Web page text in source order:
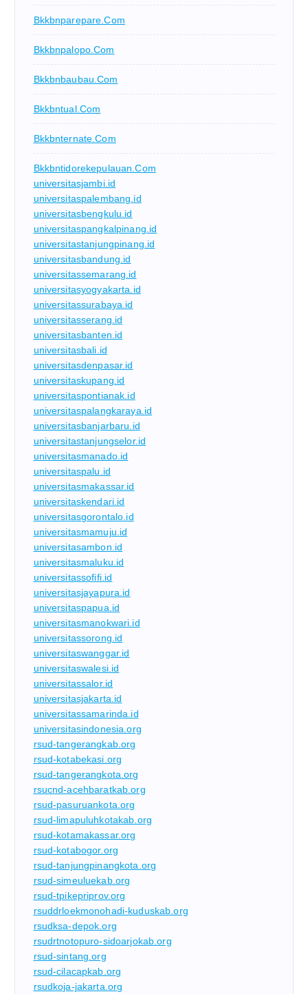
Bkkbnparepare.com
Bkkbnpalopo.com
Bkkbnbaubau.com
Bkkbntual.com
Bkkbnternate.com
Bkkbntidorekepulauan.com
universitasjambi.id
universitaspalembang.id
universitasbengkulu.id
universitaspangkalpinang.id
universitastanjungpinang.id
universitasbandung.id
universitassemarang.id
universitasyogyakarta.id
universitassurabaya.id
universitasserang.id
universitasbanten.id
universitasbali.id
universitasdenpasar.id
universitaskupang.id
universitaspontianak.id
universitaspalangkaraya.id
universitasbanjarbaru.id
universitastanjungselor.id
universitasmanado.id
universitaspalu.id
universitasmakassar.id
universitaskendari.id
universitasgorontalo.id
universitasmamuju.id
universitasambon.id
universitasmaluku.id
universitassofifi.id
universitasjayapura.id
universitaspapua.id
universitasmanokwari.id
universitassorong.id
universitaswanggar.id
universitaswalesi.id
universitassalor.id
universitasjakarta.id
universitassamarinda.id
universitasindonesia.org
rsud-tangerangkab.org
rsud-kotabekasi.org
rsud-tangerangkota.org
rsucnd-acehbaratkab.org
rsud-pasuruankota.org
rsud-limapuluhkotakab.org
rsud-kotamakassar.org
rsud-kotabogor.org
rsud-tanjungpinangkota.org
rsud-simeuluekab.org
rsud-tpikepriprov.org
rsuddrloekmonohadi-kuduskab.org
rsudksa-depok.org
rsudrtnotopuro-sidoarjokab.org
rsud-sintang.org
rsud-cilacapkab.org
rsudkoja-jakarta.org